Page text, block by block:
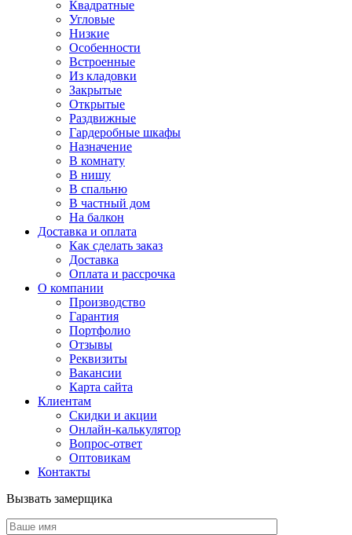
Квадратные
Угловые
Низкие
Особенности
Встроенные
Из кладовки
Закрытые
Открытые
Раздвижные
Гардеробные шкафы
Назначение
В комнату
В нишу
В спальню
В частный дом
На балкон
Доставка и оплата
Как сделать заказ
Доставка
Оплата и рассрочка
О компании
Производство
Гарантия
Портфолио
Отзывы
Реквизиты
Вакансии
Карта сайта
Клиентам
Скидки и акции
Онлайн-калькулятор
Вопрос-ответ
Оптовикам
Контакты
Вызвать замерщика